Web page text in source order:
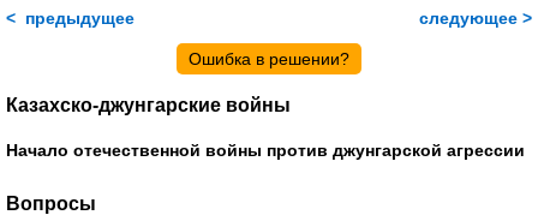
< предыдущее следующее >
Ошибка в решении?
Казахско-джунгарские войны
Начало отечественной войны против джунгарской агрессии
Вопросы